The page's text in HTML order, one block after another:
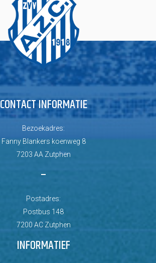
CONTACT INFORMATIE
Bezoekadres:
Fanny Blankers koenweg 8
7203 AA Zutphen
–
Postadres:
Postbus 148
7200 AC Zutphen
INFORMATIEF